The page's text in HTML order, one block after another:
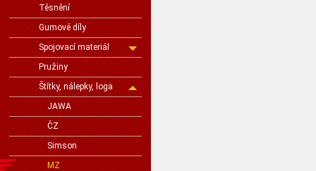
Těsnění
Gumové díly
Spojovací materiál
Pružiny
Štítky, nálepky, loga
JAWA
ČZ
Simson
MZ